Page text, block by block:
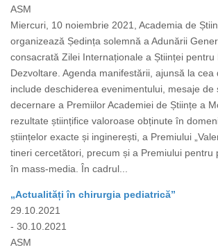
ASM
Miercuri, 10 noiembrie 2021, Academia de
organizează Ședința solemnă a Adunării
consacrată Zilei Internaționale a Științei pentru
Dezvoltare. Agenda manifestării, ajunsă la cea
include deschiderea evenimentului, mesaje de
decernare a Premiilor Academiei de Științe a
rezultate științifice valoroase obținute în
științelor exacte și inginerești, a Premiului
tineri cercetători, precum și a Premiului pentru
în mass-media. În cadrul...
„Actualități în chirurgia pediatrică”
29.10.2021
- 30.10.2021
ASM